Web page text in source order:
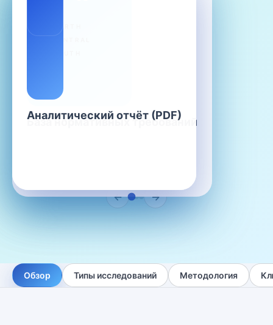
Аналитический отчёт (PDF)
Карта тепловых сетей
База нормативных требований
← →
Обзор Типы исследований Методология